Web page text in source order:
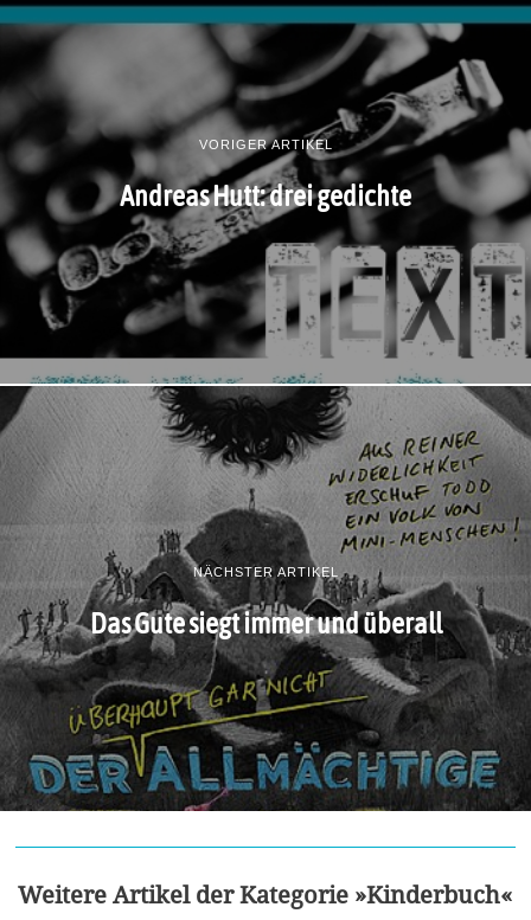
VORIGER ARTIKEL
Andreas Hutt: drei gedichte
NÄCHSTER ARTIKEL
Das Gute siegt immer und überall
Weitere Artikel der Kategorie »Kinderbuch«